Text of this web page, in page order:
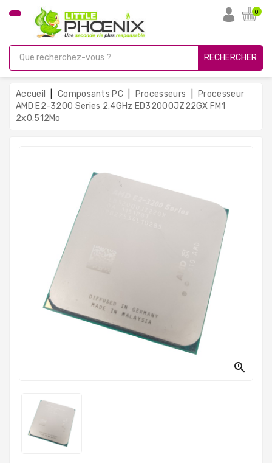
CATÉGORIE
Gamer
Unités
Centrales
Reconditionnées
Mémoires
RAM
0
RECHERCHER
Accueil Composants PC Processeurs
Processeur
AMD E2-3200 Series 2.4GHz ED3200OJZ22GX FM1
2x0.512Mo
